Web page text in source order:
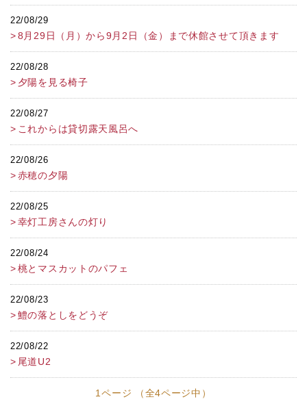
22/08/29
8月29日（月）から9月2日（金）まで休館させて頂きます
22/08/28
夕陽を見る椅子
22/08/27
これからは貸切露天風呂へ
22/08/26
赤穂の夕陽
22/08/25
幸灯工房さんの灯り
22/08/24
桃とマスカットのパフェ
22/08/23
鱧の落としをどうぞ
22/08/22
尾道U2
1ページ （全4ページ中）